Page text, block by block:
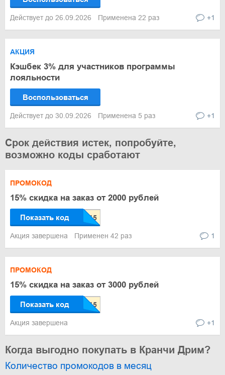
Действует до 26.09.2026 Применена 22 раз +1
АКЦИЯ
Кэшбек 3% для участников программы
лояльности
Воспользоваться
Действует до 30.09.2026 Применена 5 раз +1
Срок действия истек, попробуйте,
возможно коды сработают
ПРОМОКОД
15% скидка на заказ от 2000 рублей
Показать код
Акция завершена Применен 42 раз 1
ПРОМОКОД
15% скидка на заказ от 3000 рублей
Показать код
Акция завершена +1
Когда выгодно покупать в Кранчи Дрим?
Количество промокодов в месяц